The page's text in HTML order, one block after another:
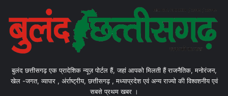
बुलंद छत्तीसगढ़ एक प्रादेशिक न्यूज़ पोर्टल हैं, जहां आपको मिलती हैं राजनैतिक, मनोरंजन,
खेल -जगत, व्यापार , अंर्राष्ट्रीय, छत्तीसगढ़ , मध्याप्रदेश एवं अन्य राज्यो की विश्वशनीय एवं
सबसे प्रथम खबर ।